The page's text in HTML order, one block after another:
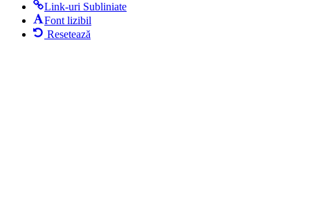
Link-uri Subliniate
Font lizibil
Resetează